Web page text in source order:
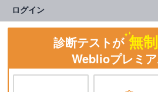
ログイン
診断テストが 無
Weblioプレミ